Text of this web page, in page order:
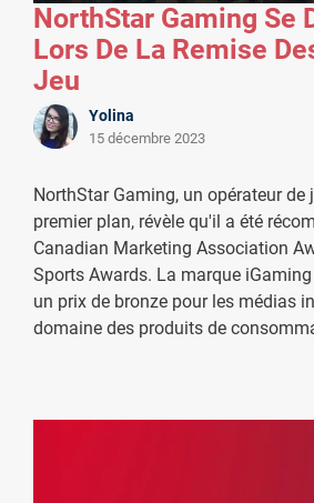
NorthStar Gaming Se
Lors De La Remise
Jeu
Yolina
15 décembre 2023
NorthStar Gaming, un opérateur de
premier plan, révèle qu'il a été
Canadian Marketing Association
Sports Awards. La marque
un prix de bronze pour les médias
domaine des produits de